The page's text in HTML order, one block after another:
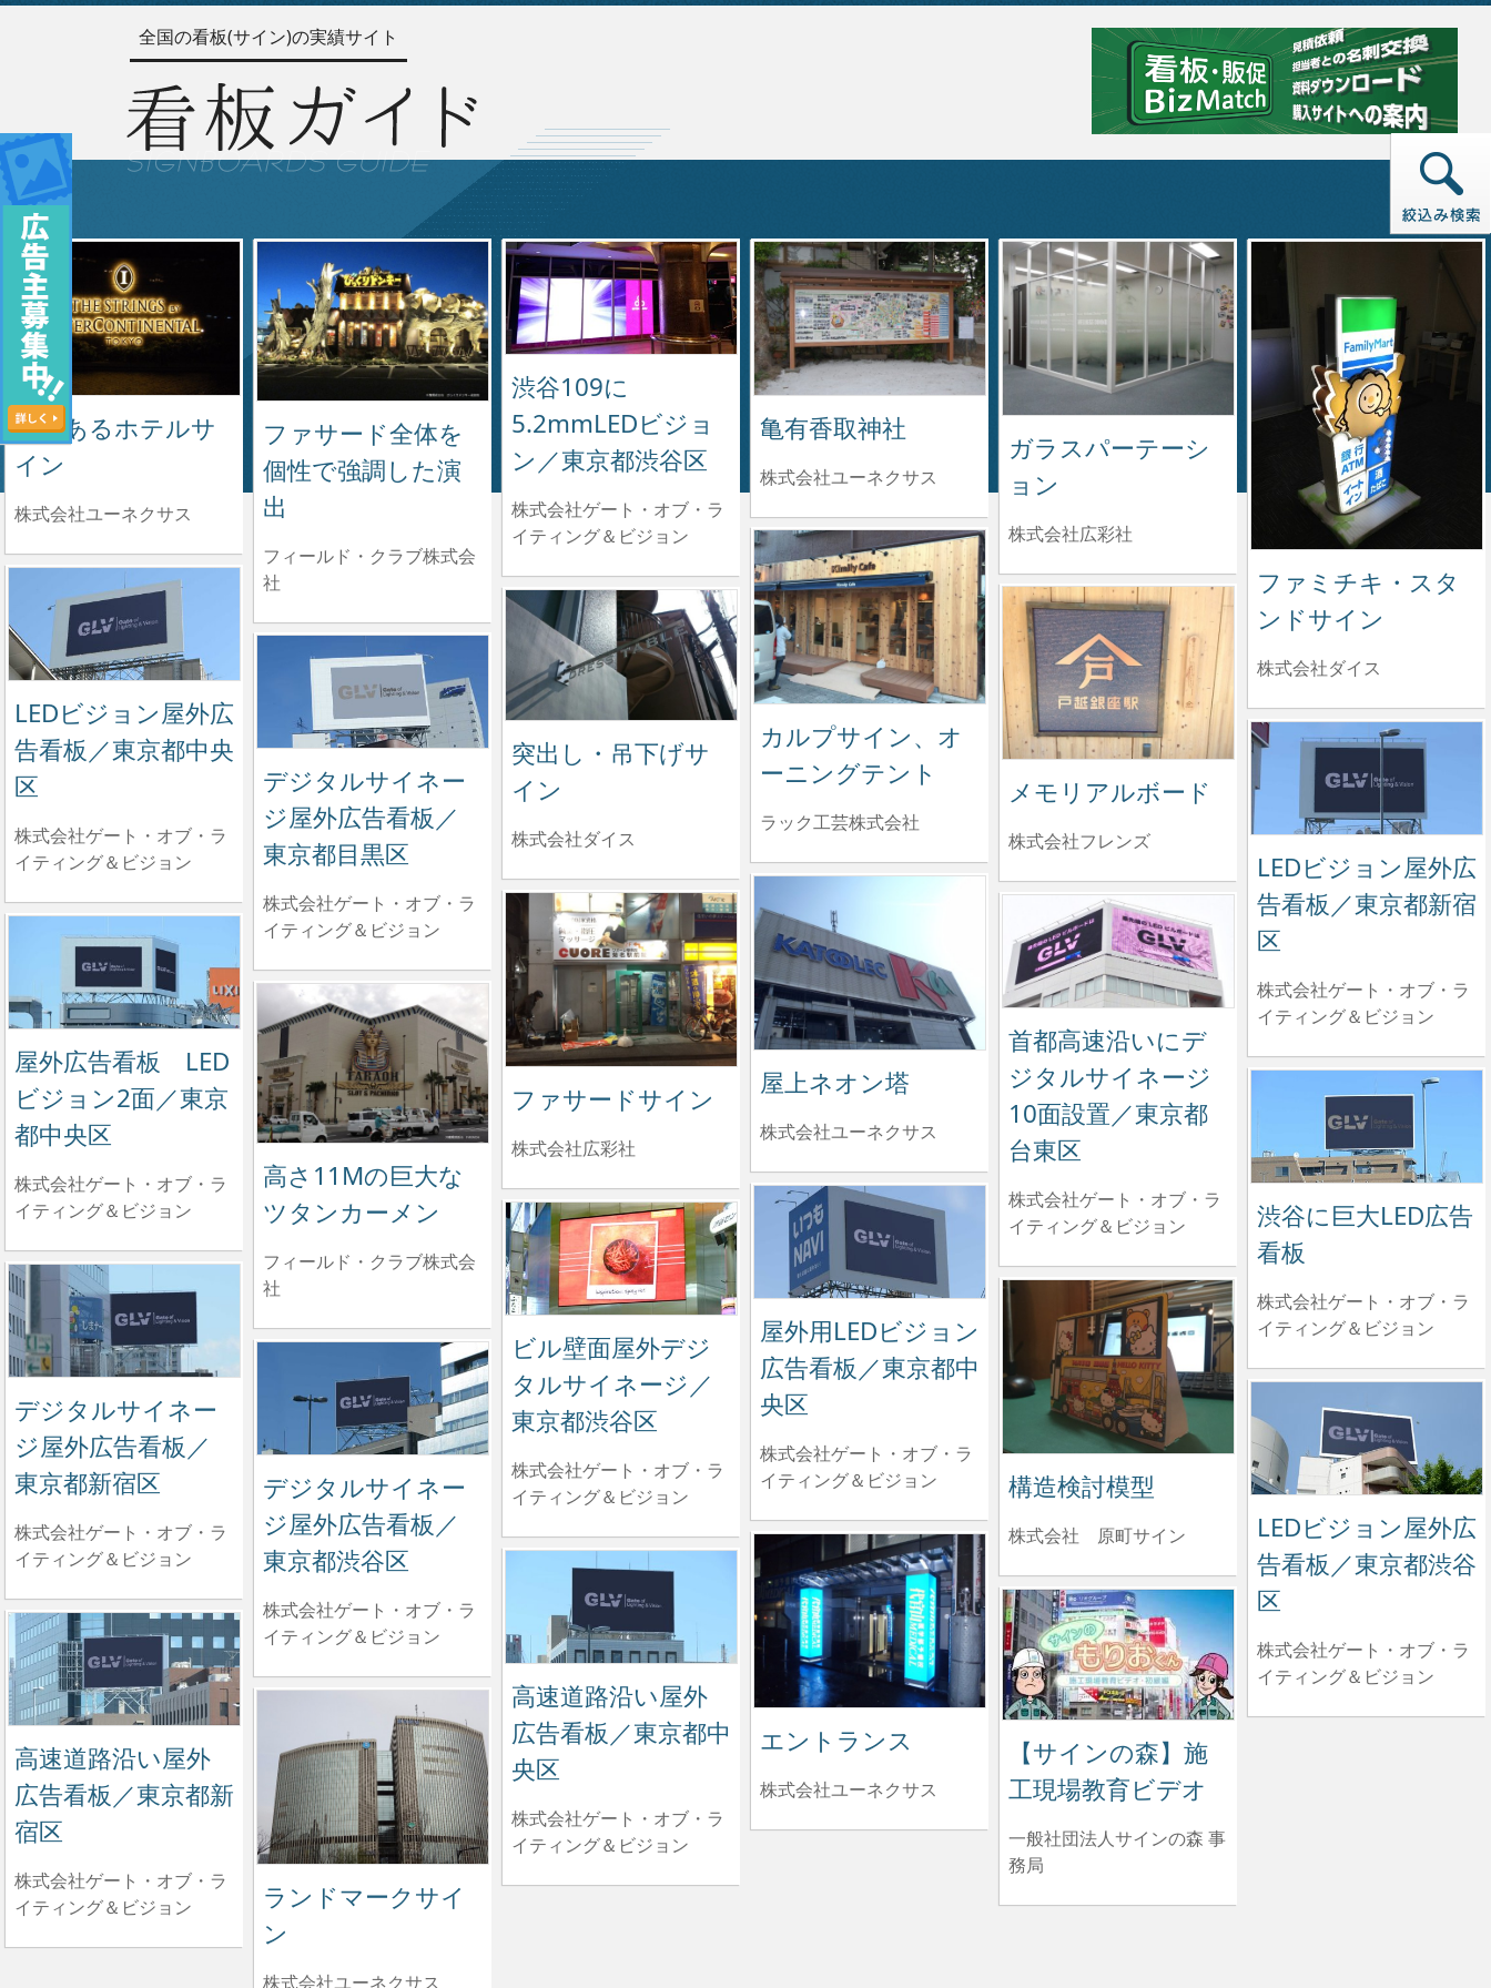
全国の看板(サイン)の実績サイト
格式あるホテルサ
イン
株式会社ユーネクサス
ファサード全体を
個性で強調した演
出
フィールド・クラブ株式会
社
渋谷109に
5.2mmLEDビジョ
ン／東京都渋谷区
株式会社ゲート・オブ・ラ
イティング＆ビジョン
亀有香取神社
株式会社ユーネクサス
ガラスパーテーシ
ョン
株式会社広彩社
ファミチキ・スタ
ンドサイン
株式会社ダイス
カルプサイン、オ
ーニングテント
ラック工芸株式会社
LEDビジョン屋外広
告看板／東京都中央
区
株式会社ゲート・オブ・ラ
イティング＆ビジョン
メモリアルボード
株式会社フレンズ
突出し・吊下げサ
イン
株式会社ダイス
デジタルサイネー
ジ屋外広告看板／
東京都目黒区
株式会社ゲート・オブ・ラ
イティング＆ビジョン
LEDビジョン屋外広
告看板／東京都新宿
区
株式会社ゲート・オブ・ラ
イティング＆ビジョン
屋上ネオン塔
株式会社ユーネクサス
ファサードサイン
株式会社広彩社
首都高速沿いにデ
ジタルサイネージ
10面設置／東京都
台東区
株式会社ゲート・オブ・ラ
イティング＆ビジョン
屋外広告看板 LED
ビジョン2面／東京
都中央区
株式会社ゲート・オブ・ラ
イティング＆ビジョン
高さ11Mの巨大な
ツタンカーメン
フィールド・クラブ株式会
社
渋谷に巨大LED広告
看板
株式会社ゲート・オブ・ラ
イティング＆ビジョン
屋外用LEDビジョン
広告看板／東京都中
央区
株式会社ゲート・オブ・ラ
イティング＆ビジョン
ビル壁面屋外デジ
タルサイネージ／
東京都渋谷区
株式会社ゲート・オブ・ラ
イティング＆ビジョン
デジタルサイネー
ジ屋外広告看板／
東京都新宿区
株式会社ゲート・オブ・ラ
イティング＆ビジョン
構造検討模型
株式会社 原町サイン
デジタルサイネー
ジ屋外広告看板／
東京都渋谷区
株式会社ゲート・オブ・ラ
イティング＆ビジョン
LEDビジョン屋外広
告看板／東京都渋谷
区
株式会社ゲート・オブ・ラ
イティング＆ビジョン
エントランス
株式会社ユーネクサス
高速道路沿い屋外
広告看板／東京都中
央区
株式会社ゲート・オブ・ラ
イティング＆ビジョン
【サインの森】施
工現場教育ビデオ
一般社団法人サインの森 事
務局
高速道路沿い屋外
広告看板／東京都新
宿区
株式会社ゲート・オブ・ラ
イティング＆ビジョン
ランドマークサイ
ン
株式会社ユーネクサス